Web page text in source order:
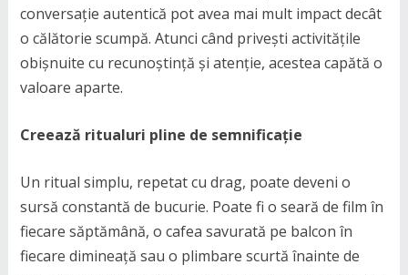
conversație autentică pot avea mai mult impact decât
o călătorie scumpă. Atunci când privești activitățile
obișnuite cu recunoștință și atenție, acestea capătă o
valoare aparte.
Creează ritualuri pline de semnificație
Un ritual simplu, repetat cu drag, poate deveni o
sursă constantă de bucurie. Poate fi o seară de film în
fiecare săptămână, o cafea savurată pe balcon în
fiecare dimineață sau o plimbare scurtă înainte de